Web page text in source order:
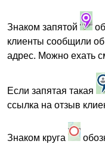
Знаком запятой
клиенты сообщили об
адрес. Можно ехать
Если запятая такая
ссылка на отзыв
Знаком круга